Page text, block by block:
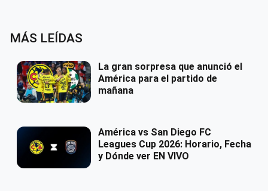
MÁS LEÍDAS
La gran sorpresa que anunció el
América para el partido de
mañana
América vs San Diego FC
Leagues Cup 2026: Horario, Fecha
y Dónde ver EN VIVO